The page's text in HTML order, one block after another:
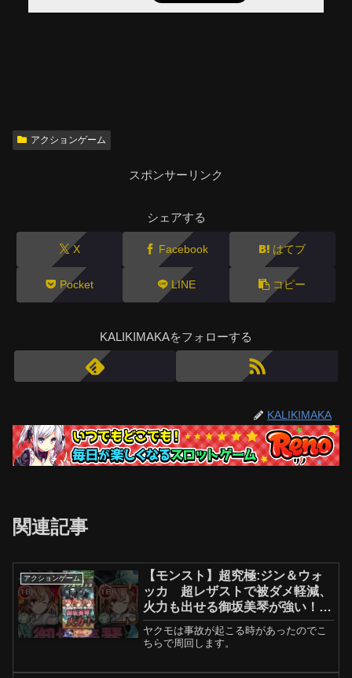
アクションゲーム
スポンサーリンク
シェアする
X Facebook はてブ
Pocket LINE コピー
KALIKIMAKAをフォローする
KALIKIMAKA
関連記事
アクションゲーム
【モンスト】超究極:ジン＆ウォ
ッカ 超レザストで被ダメ軽減、
火力も出せる御坂美琴が強い！#
名探偵コナン #御坂美琴 #モンス
ト
ヤクモは事故が起こる時があったのでこ
ちらで周回します。